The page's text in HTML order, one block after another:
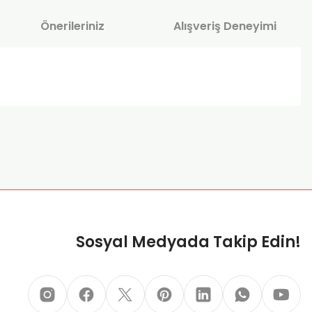
Önerileriniz Alışveriş Deneyimi
Sosyal Medyada Takip Edin!